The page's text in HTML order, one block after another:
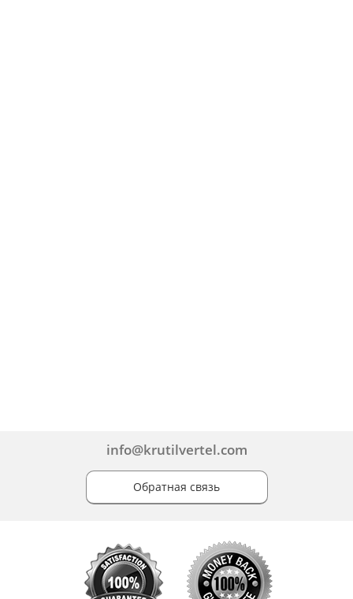
info@krutilvertel.com
Обратная связь